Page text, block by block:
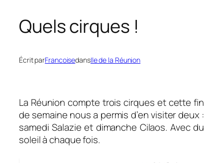
Quels cirques !
Écrit parFrancoisedansIle de la Réunion
La Réunion compte trois cirques et cette fin
de semaine nous a permis d’en visiter deux :
samedi Salazie et dimanche Cilaos. Avec du
soleil à chaque fois.